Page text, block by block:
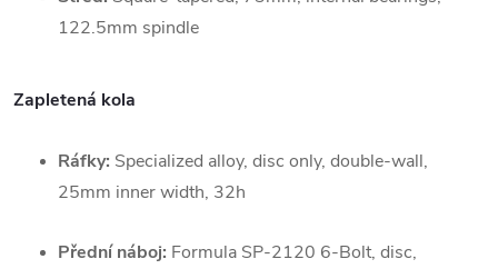
122.5mm spindle
Zapletená kola
Ráfky: Specialized alloy, disc only, double-wall,
25mm inner width, 32h
Přední náboj: Formula SP-2120 6-Bolt, disc,